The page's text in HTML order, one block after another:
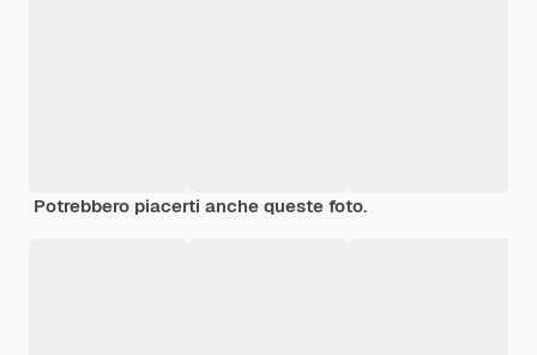
Potrebbero piacerti anche queste foto.